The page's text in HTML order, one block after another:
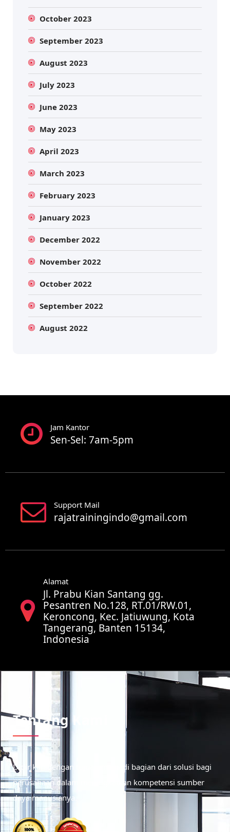
October 2023
September 2023
August 2023
July 2023
June 2023
May 2023
April 2023
March 2023
February 2023
January 2023
December 2022
November 2022
October 2022
September 2022
August 2022
Jam Kantor
Sen-Sel: 7am-5pm
Support Mail
rajatrainingindo@gmail.com
Alamat
Jl. Prabu Kian Santang gg.
Pesantren No.128, RT.01/RW.01,
Keroncong, Kec. Jatiuwung, Kota
Tangerang, Banten 15134,
Indonesia
Tentang Kami
Didirikan dengan tujuan menjadi bagian dari solusi bagi
perusahaan dalam meningkatkan kompetensi sumber
daya manusianya.